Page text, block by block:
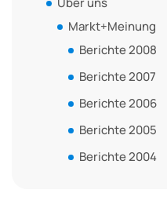
Markt+Meinung
Berichte 2008
Berichte 2007
Berichte 2006
Berichte 2005
Berichte 2004